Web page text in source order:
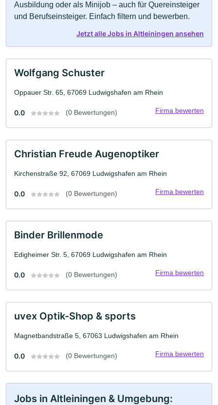
Ausbildung oder als Minijob – auch für Quereinsteiger
und Berufseinsteiger. Einfach filtern und bewerben.
Jetzt alle Jobs in Altleiningen ansehen
Wolfgang Schuster
Oppauer Str. 65, 67069 Ludwigshafen am Rhein
0.0 (0 Bewertungen) Firma bewerten
Christian Freude Augenoptiker
Kirchenstraße 92, 67069 Ludwigshafen am Rhein
0.0 (0 Bewertungen) Firma bewerten
Binder Brillenmode
Edigheimer Str. 5, 67069 Ludwigshafen am Rhein
0.0 (0 Bewertungen) Firma bewerten
uvex Optik-Shop & sports
Magnetbandstraße 5, 67063 Ludwigshafen am Rhein
0.0 (0 Bewertungen) Firma bewerten
Jobs in Altleiningen & Umgebung: